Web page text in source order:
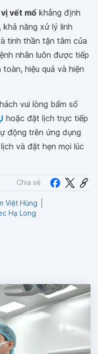
vết mổ khẳng định
năng xử lý linh
tinh thần tận tâm của
nhân luôn được tiếp
hiệu quả và hiện
vui lòng bấm số
hoặc đặt lịch trực tiếp
động trên ứng dụng
và đặt hẹn mọi lúc
Chia sẻ
Việt Hùng
Hạ Long